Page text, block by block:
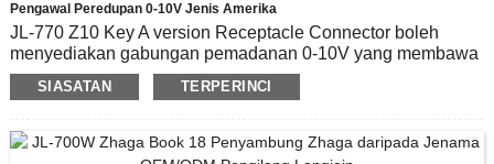
Pengawal Peredupan 0-10V Jenis Amerika
JL-770 Z10 Key A version Receptacle Connector boleh
menyediakan gabungan pemadanan 0-10V yang membawa
fleksibiliti dan pembezaan kepada pereka bentuk.Ia sesuai
untuk menggunakan Modul Pengawal Lanjutan, termasuk
mengumpul maklumat persekitaran atau penyambung
komunikasi IoT antara luminair dan rangkaian sebagai
SIASATAN TERPERINCI